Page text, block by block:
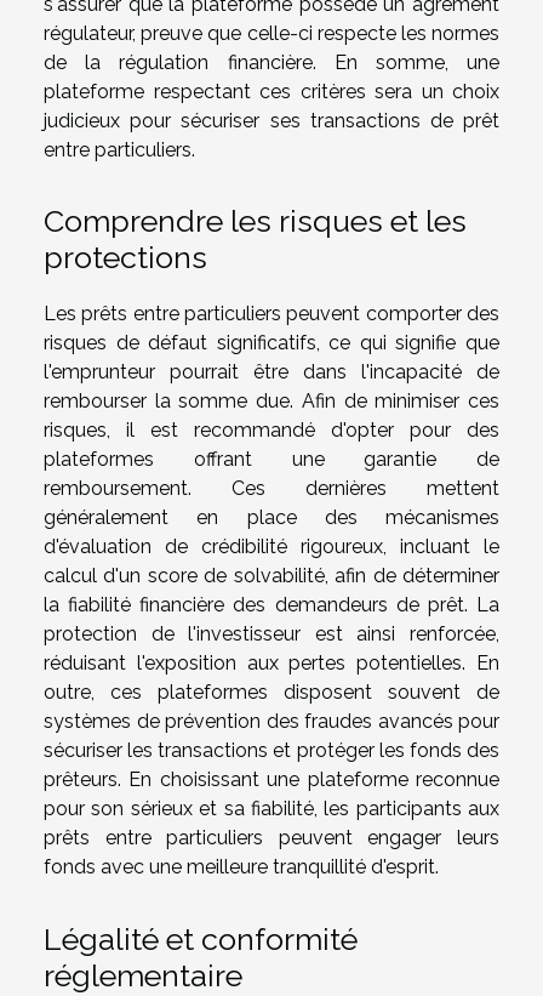
régulateur, preuve que celle-ci respecte les normes
de la régulation financière. En somme, une
plateforme respectant ces critères sera un choix
judicieux pour sécuriser ses transactions de prêt
entre particuliers.
Comprendre les risques et les
protections
Les prêts entre particuliers peuvent comporter des
risques de défaut significatifs, ce qui signifie que
l'emprunteur pourrait être dans l'incapacité de
rembourser la somme due. Afin de minimiser ces
risques, il est recommandé d'opter pour des
plateformes offrant une garantie de
remboursement. Ces dernières mettent
généralement en place des mécanismes
d'évaluation de crédibilité rigoureux, incluant le
calcul d'un score de solvabilité, afin de déterminer
la fiabilité financière des demandeurs de prêt. La
protection de l'investisseur est ainsi renforcée,
réduisant l'exposition aux pertes potentielles. En
outre, ces plateformes disposent souvent de
systèmes de prévention des fraudes avancés pour
sécuriser les transactions et protéger les fonds des
prêteurs. En choisissant une plateforme reconnue
pour son sérieux et sa fiabilité, les participants aux
prêts entre particuliers peuvent engager leurs
fonds avec une meilleure tranquillité d'esprit.
Légalité et conformité
réglementaire